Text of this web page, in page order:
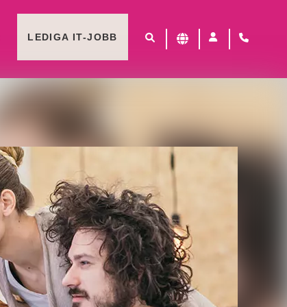
LEDIGA IT-JOBB